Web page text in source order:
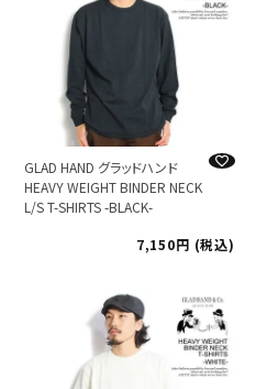
GLAD HAND グラッドハンド
HEAVY WEIGHT BINDER NECK
L/S T-SHIRTS -BLACK-
7,150
税込